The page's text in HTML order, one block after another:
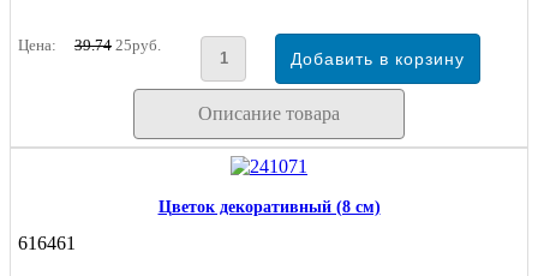
Цена: 39.74 25руб.
Описание товара
Цветок декоративный (8 см)
616461